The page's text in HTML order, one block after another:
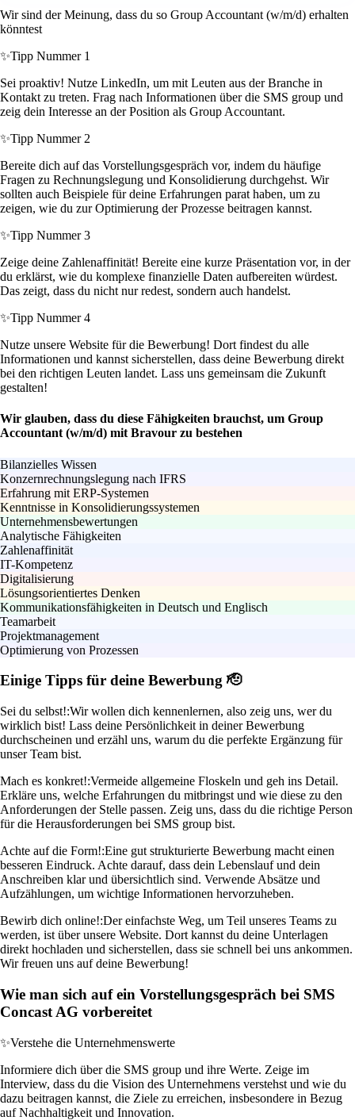
Wir sind der Meinung, dass du so Group Accountant (w/m/d) erhalten
könntest
✨Tipp Nummer 1
Sei proaktiv! Nutze LinkedIn, um mit Leuten aus der Branche in
Kontakt zu treten. Frag nach Informationen über die SMS group und
zeig dein Interesse an der Position als Group Accountant.
✨Tipp Nummer 2
Bereite dich auf das Vorstellungsgespräch vor, indem du häufige
Fragen zu Rechnungslegung und Konsolidierung durchgehst. Wir
sollten auch Beispiele für deine Erfahrungen parat haben, um zu
zeigen, wie du zur Optimierung der Prozesse beitragen kannst.
✨Tipp Nummer 3
Zeige deine Zahlenaffinität! Bereite eine kurze Präsentation vor, in der
du erklärst, wie du komplexe finanzielle Daten aufbereiten würdest.
Das zeigt, dass du nicht nur redest, sondern auch handelst.
✨Tipp Nummer 4
Nutze unsere Website für die Bewerbung! Dort findest du alle
Informationen und kannst sicherstellen, dass deine Bewerbung direkt
bei den richtigen Leuten landet. Lass uns gemeinsam die Zukunft
gestalten!
Wir glauben, dass du diese Fähigkeiten brauchst, um Group
Accountant (w/m/d) mit Bravour zu bestehen
Bilanzielles Wissen
Konzernrechnungslegung nach IFRS
Erfahrung mit ERP-Systemen
Kenntnisse in Konsolidierungssystemen
Unternehmensbewertungen
Analytische Fähigkeiten
Zahlenaffinität
IT-Kompetenz
Digitalisierung
Lösungsorientiertes Denken
Kommunikationsfähigkeiten in Deutsch und Englisch
Teamarbeit
Projektmanagement
Optimierung von Prozessen
Einige Tipps für deine Bewerbung 🫡
Sei du selbst!:Wir wollen dich kennenlernen, also zeig uns, wer du
wirklich bist! Lass deine Persönlichkeit in deiner Bewerbung
durchscheinen und erzähl uns, warum du die perfekte Ergänzung für
unser Team bist.
Mach es konkret!:Vermeide allgemeine Floskeln und geh ins Detail.
Erkläre uns, welche Erfahrungen du mitbringst und wie diese zu den
Anforderungen der Stelle passen. Zeig uns, dass du die richtige Person
für die Herausforderungen bei SMS group bist.
Achte auf die Form!:Eine gut strukturierte Bewerbung macht einen
besseren Eindruck. Achte darauf, dass dein Lebenslauf und dein
Anschreiben klar und übersichtlich sind. Verwende Absätze und
Aufzählungen, um wichtige Informationen hervorzuheben.
Bewirb dich online!:Der einfachste Weg, um Teil unseres Teams zu
werden, ist über unsere Website. Dort kannst du deine Unterlagen
direkt hochladen und sicherstellen, dass sie schnell bei uns ankommen.
Wir freuen uns auf deine Bewerbung!
Wie man sich auf ein Vorstellungsgespräch bei SMS
Concast AG vorbereitet
✨Verstehe die Unternehmenswerte
Informiere dich über die SMS group und ihre Werte. Zeige im
Interview, dass du die Vision des Unternehmens verstehst und wie du
dazu beitragen kannst, die Ziele zu erreichen, insbesondere in Bezug
auf Nachhaltigkeit und Innovation.